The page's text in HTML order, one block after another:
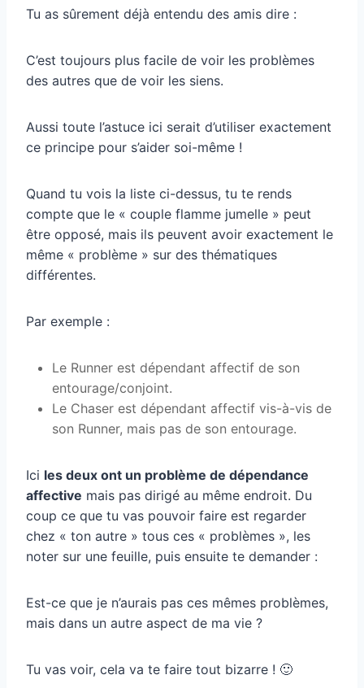
Tu as sûrement déjà entendu des amis dire :
C’est toujours plus facile de voir les problèmes
des autres que de voir les siens.
Aussi toute l’astuce ici serait d’utiliser exactement
ce principe pour s’aider soi-même !
Quand tu vois la liste ci-dessus, tu te rends
compte que le « couple flamme jumelle » peut
être opposé, mais ils peuvent avoir exactement le
même « problème » sur des thématiques
différentes.
Par exemple :
Le Runner est dépendant affectif de son
entourage/conjoint.
Le Chaser est dépendant affectif vis-à-vis de
son Runner, mais pas de son entourage.
Ici les deux ont un problème de dépendance
affective mais pas dirigé au même endroit. Du
coup ce que tu vas pouvoir faire est regarder
chez « ton autre » tous ces « problèmes », les
noter sur une feuille, puis ensuite te demander :
Est-ce que je n’aurais pas ces mêmes problèmes,
mais dans un autre aspect de ma vie ?
Tu vas voir, cela va te faire tout bizarre ! 🙂